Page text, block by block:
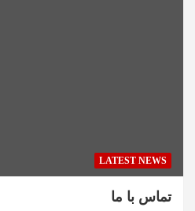
LATEST NEWS
تماس با ما